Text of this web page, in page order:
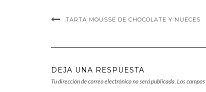
TARTA MOUSSE DE CHOCOLATE Y NUECES
DEJA UNA RESPUESTA
Tu dirección de correo electrónico no será publicada. Los